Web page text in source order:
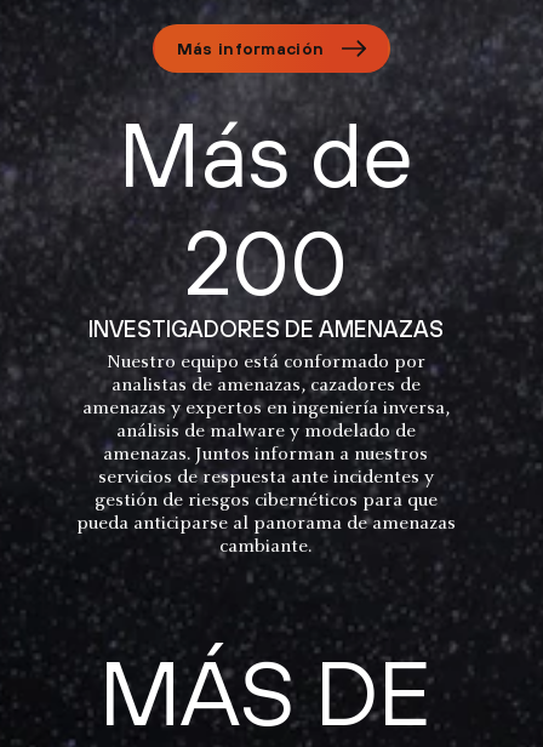
Más información
Más de
200
INVESTIGADORES DE AMENAZAS
Nuestro equipo está conformado por
analistas de amenazas, cazadores de
amenazas y expertos en ingeniería inversa,
análisis de malware y modelado de
amenazas. Juntos informan a nuestros
servicios de respuesta ante incidentes y
gestión de riesgos cibernéticos para que
pueda anticiparse al panorama de amenazas
cambiante.
MÁS DE